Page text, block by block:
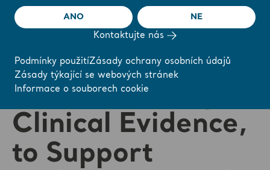
of Patient
Handling and
Positioning
Devices Through
Clinical Evidence,
to Support
ANO NE
Kontaktujte nás
Podmínky použitíZásady ochrany osobních údajů
Zásady týkající se webových stránek
Informace o souborech cookie